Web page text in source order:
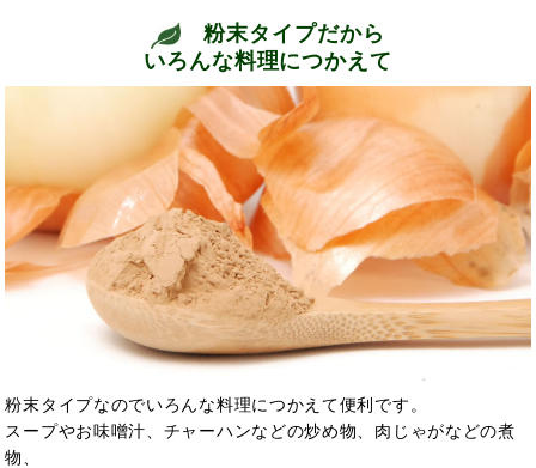
粉末タイプだから
いろんな料理につかえて
粉末タイプなのでいろんな料理につかえて便利です。
スープやお味噌汁、チャーハンなどの炒め物、肉じゃがなどの煮
物、